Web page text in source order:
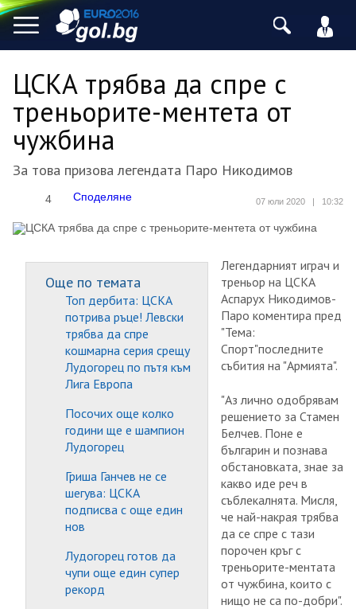
ЦСКА трябва да спре с
треньорите-ментета от
чужбина
За това призова легендата Паро Никодимов
4 Споделяне 07 юли 2020 | 10:32
Още по темата
Топ дербита: ЦСКА
потрива ръце! Левски
трябва да спре
кошмарна серия срещу
Лудогорец по пътя към
Лига Европа
Посочих още колко
години ще е шампион
Лудогорец
Гриша Ганчев не се
шегува: ЦСКА
подписва с още един
нов
Лудогорец готов да
чупи още един супер
рекорд
Легендарният играч и
треньор на ЦСКА
Аспарух Никодимов-
Паро коментира пред
"Тема:
Спорт"последните
събития на "Армията".
"Аз лично одобрявам
решението за Стамен
Белчев. Поне е
българин и познава
обстановката, знае за
какво иде реч в
съблекалнята. Мисля,
че най-накрая трябва
да се спре с тази
порочен кръг с
треньорите-ментата
от чужбина, които с
нищо не са по-добри".